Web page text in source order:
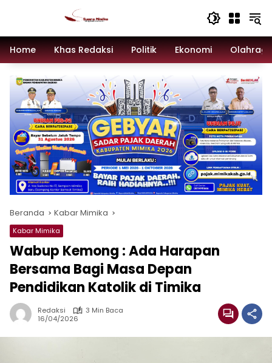
Home
Khas Redaksi Politik Ekonomi
Beranda Kabar Mimika
Kabar Mimika
Wabup Kemong : Ada Harapan
Bersama Bagi Masa Depan
Pendidikan Katolik di Timika
Redaksi
3 Min Baca
16/04/2026